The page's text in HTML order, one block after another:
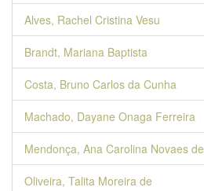
Alves, Rachel Cristina Vesu
Brandt, Mariana Baptista
Costa, Bruno Carlos da Cunha
Machado, Dayane Onaga Ferreira
Mendonça, Ana Carolina Novaes de
Oliveira, Talita Moreira de